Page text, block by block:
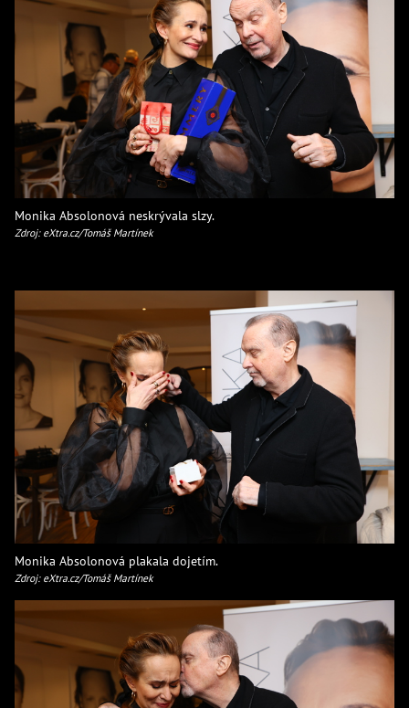
Monika Absolonová neskrývala slzy.
Zdroj: eXtra.cz/Tomáš Martínek
Monika Absolonová plakala dojetím.
Zdroj: eXtra.cz/Tomáš Martínek